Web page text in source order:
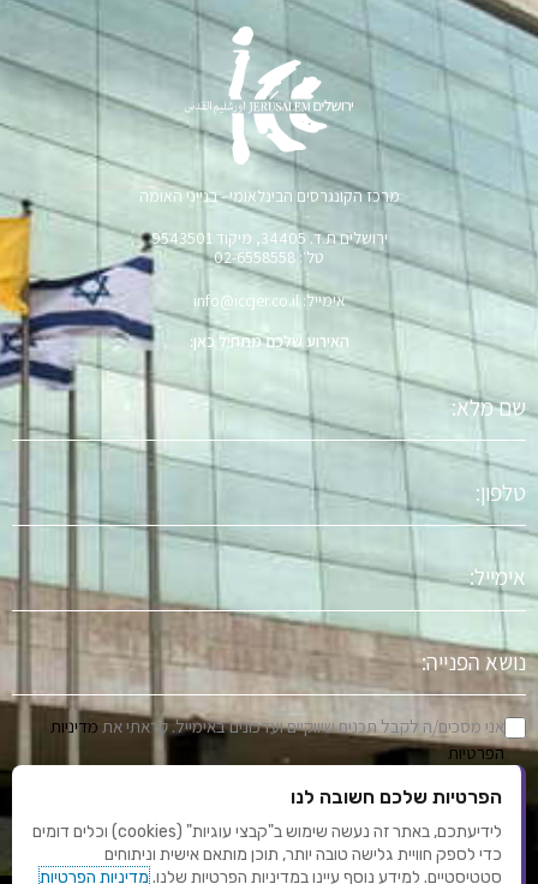
מרכז הקונגרסים הבינלאומי - בנייני האומה
ירושלים ת.ד. 34405, מיקוד 9543501
טל׳: 02-6558558
אימייל: info@iccjer.co.il
האירוע שלכם מתחיל כאן:
מלא
טלפון
אימייל
הפניה
אני מסכים/ה לקבל תכנים שיווקיים ועדכונים באימייל. קראתי את מדיניות
הפרטיות
הפרטיות שלכם חשובה לנו
לידיעתכם, באתר זה נעשה שימוש ב"קבצי עוגיות" (cookies) וכלים דומים
כדי לספק חוויית גלישה טובה יותר, תוכן מותאם אישית וניתוחים
סטטיסטיים. למידע נוסף עיינו במדיניות הפרטיות שלנו.מדיניות הפרטיות